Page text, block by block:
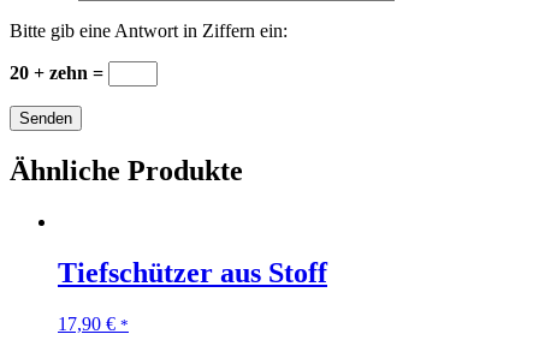
Bitte gib eine Antwort in Ziffern ein:
20 + zehn =
Ähnliche Produkte
Tiefschützer aus Stoff
17,90 € *